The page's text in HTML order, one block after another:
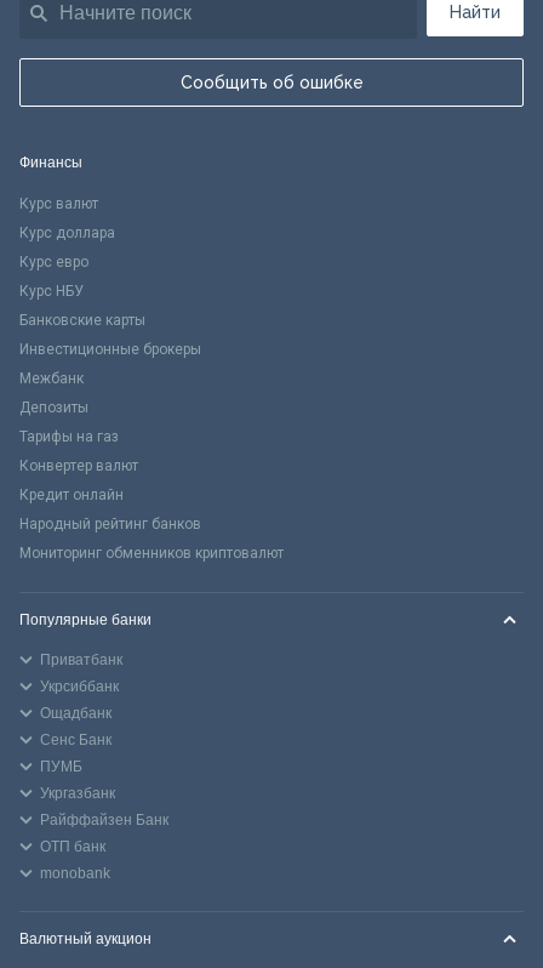
Найти
Сообщить об ошибке
Финансы
Курс валют
Курс доллара
Курс евро
Курс НБУ
Банковские карты
Инвестиционные брокеры
Межбанк
Депозиты
Тарифы на газ
Конвертер валют
Кредит онлайн
Народный рейтинг банков
Мониторинг обменников криптовалют
Популярные банки
Приватбанк
Укрсиббанк
Ощадбанк
Сенс Банк
ПУМБ
Укргазбанк
Райффайзен Банк
ОТП банк
monobank
Валютный аукцион